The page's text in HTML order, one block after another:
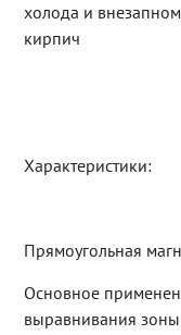
холода и
кирпич
Характеристики:
Прямоугольная
Основное
выравнивания